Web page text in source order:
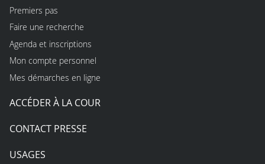
Premiers pas
Faire une recherche
Agenda et inscriptions
Mon compte personnel
Mes démarches en ligne
ACCÉDER À LA COUR
CONTACT PRESSE
USAGES